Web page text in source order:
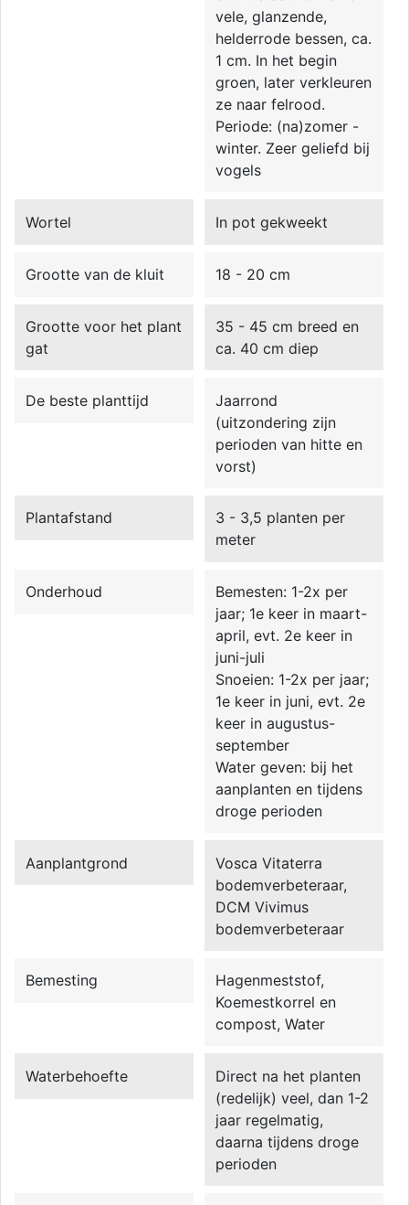
vele, glanzende,
helderrode bessen, ca.
1 cm. In het begin
groen, later verkleuren
ze naar felrood.
Periode: (na)zomer -
winter. Zeer geliefd bij
vogels
Wortel In pot gekweekt
Grootte van de kluit 18 - 20 cm
Grootte voor het plant
gat
35 - 45 cm breed en
ca. 40 cm diep
De beste planttijd
Jaarrond
(uitzondering zijn
perioden van hitte en
vorst)
Plantafstand
3 - 3,5 planten per
meter
Onderhoud
Bemesten: 1-2x per
jaar; 1e keer in maart-
april, evt. 2e keer in
juni-juli
Snoeien: 1-2x per jaar;
1e keer in juni, evt. 2e
keer in augustus-
september
Water geven: bij het
aanplanten en tijdens
droge perioden
Aanplantgrond
Vosca Vitaterra
bodemverbeteraar,
DCM Vivimus
bodemverbeteraar
Bemesting
Hagenmeststof,
Koemestkorrel en
compost, Water
Waterbehoefte
Direct na het planten
(redelijk) veel, dan 1-2
jaar regelmatig,
daarna tijdens droge
perioden